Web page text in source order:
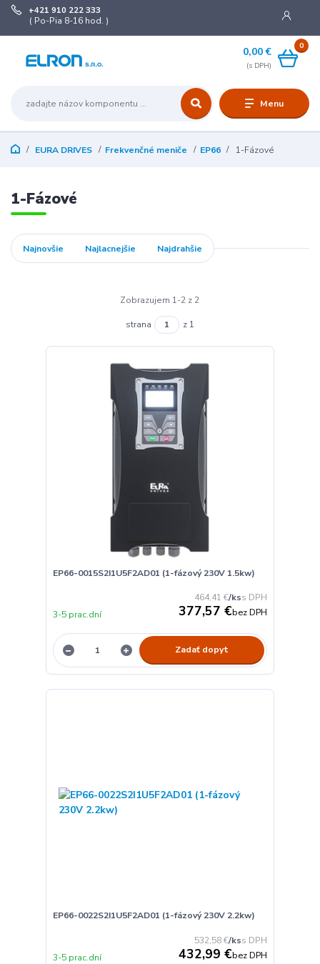
Menu
+421 910 222 333
( Po-Pia 8-16 hod. )
0
0,00 €
EURA DRIVES Frekvenčné meniče EP66 1-Fázové
1-Fázové
Najnovšie Najlacnejšie Najdrahšie
Zobrazujem 1-2 z 2
strana z 1
EP66-0015S2I1U5F2AD01 (1-fázový 230V 1.5kw)
464,41 €/ks
377,57 €bez DPH
3-5 prac.dní
Zadať dopyt
EP66-0022S2I1U5F2AD01 (1-fázový 230V 2.2kw)
532,58 €/ks
432,99 €bez DPH
3-5 prac.dní